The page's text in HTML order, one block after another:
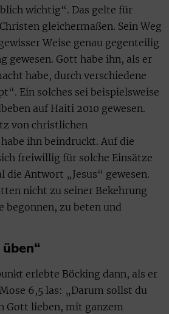
wichtig“. Das gelte für
gleichermaßen. Sein Weg
Weise genau gegenteilig
gewesen. Gott habe ihn, als er
habe, durch verschiedene
Ein solches sei beispielsweise
auf Haiti 2010 gewesen.
von christlichen
ihn beindruckt. Auf die
freiwillig für solche Einsätze
die Antwort „Jesus“ gewesen.
nicht zu seiner Bekehrung
begonnen, zu beten und
erlebte Böcking dann, als er
6,5 las: „Darum sollst du
Gott lieben, mit ganzem